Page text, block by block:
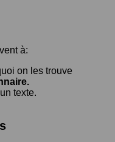
à:
on les trouve
texte.